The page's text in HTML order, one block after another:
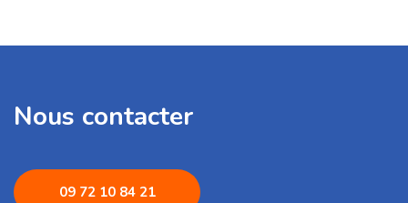
Nous contacter
09 72 10 84 21